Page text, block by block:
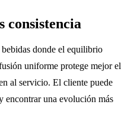
consistencia
donde el equilibrio
uniforme protege mejor el
al servicio. El cliente puede
encontrar una evolución más